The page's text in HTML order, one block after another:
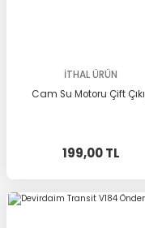
İTHAL ÜRÜN
Cam Su Motoru Çift
199,00 TL